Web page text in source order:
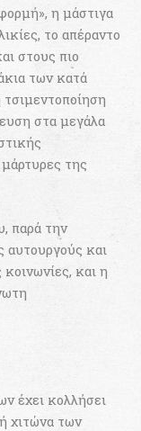
η μάστιγα
το απέραντο
στους πιο
των κατά
στα μεγάλα
μάρτυρες της
παρά την
αυτουργούς και
και η
έχει κολλήσει
χιτώνα των